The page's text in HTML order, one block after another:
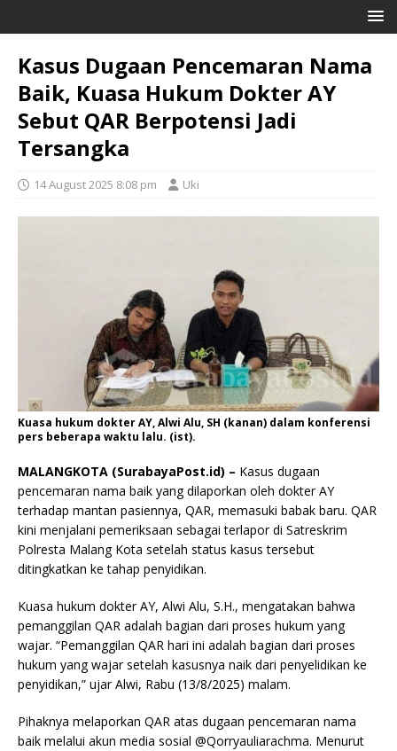
Kasus Dugaan Pencemaran Nama
Baik, Kuasa Hukum Dokter AY
Sebut QAR Berpotensi Jadi
Tersangka
14 August 2025 8:08 pm Uki
Kuasa hukum dokter AY, Alwi Alu, SH (kanan) dalam konferensi
pers beberapa waktu lalu. (ist).
MALANGKOTA (SurabayaPost.id) – Kasus dugaan
pencemaran nama baik yang dilaporkan oleh dokter AY
terhadap mantan pasiennya, QAR, memasuki babak baru. QAR
kini menjalani pemeriksaan sebagai terlapor di Satreskrim
Polresta Malang Kota setelah status kasus tersebut
ditingkatkan ke tahap penyidikan.
Kuasa hukum dokter AY, Alwi Alu, S.H., mengatakan bahwa
pemanggilan QAR adalah bagian dari proses hukum yang
wajar. “Pemanggilan QAR hari ini adalah bagian dari proses
hukum yang wajar setelah kasusnya naik dari penyelidikan ke
penyidikan,” ujar Alwi, Rabu (13/8/2025) malam.
Pihaknya melaporkan QAR atas dugaan pencemaran nama
baik melalui akun media sosial @Qorryauliarachma. Menurut